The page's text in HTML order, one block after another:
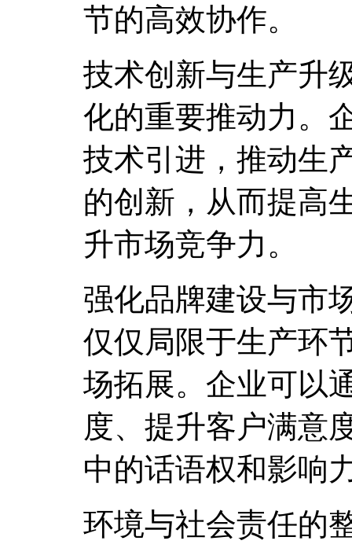
节的高效协作。
技术创新与生产升
化的重要推动力。
技术引进，推动生
的创新，从而提高
升市场竞争力。
强化品牌建设与市
仅仅局限于生产环
场拓展。企业可以
度、提升客户满意
中的话语权和影响
环境与社会责任的